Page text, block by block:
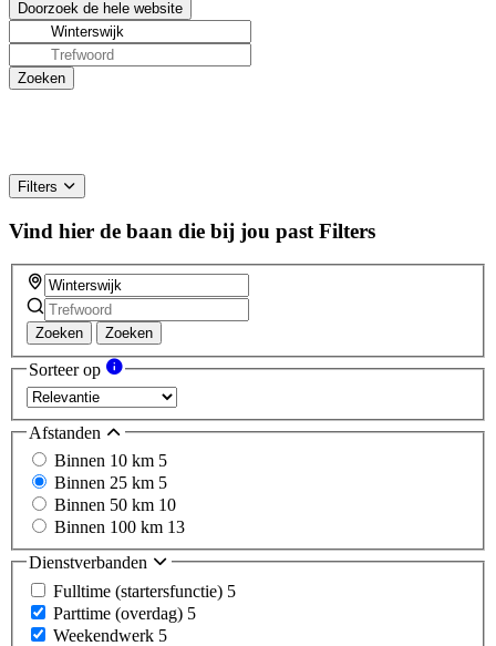
Filters
Vind hier de baan die bij jou past Filters
Zoeken Zoeken
Sorteer op
Afstanden
Binnen 10 km 5
Binnen 25 km 5
Binnen 50 km 10
Binnen 100 km 13
Dienstverbanden
Fulltime (startersfunctie) 5
Parttime (overdag) 5
Weekendwerk 5